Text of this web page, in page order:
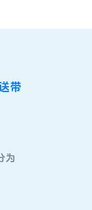
带
为